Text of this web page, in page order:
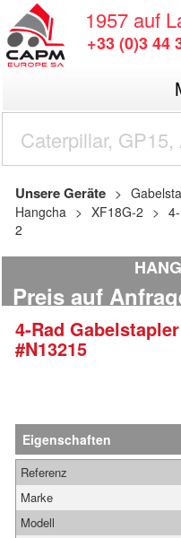
1957 auf
+33 (0)3 44
Unsere Geräte
Hangcha
XF18G-2
2
Preis auf
4-Rad Gabelstapler
#N13215
Eigenschaften
Referenz
Marke
Modell